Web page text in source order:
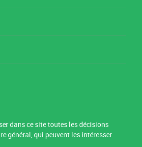
dans ce site toutes les décisions
général, qui peuvent les intéresser.